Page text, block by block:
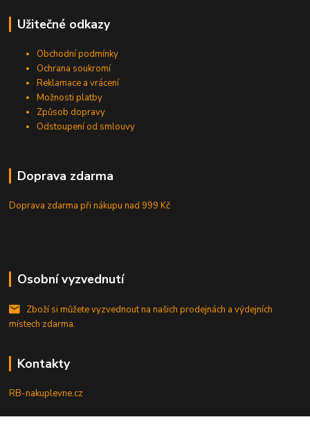
Užitečné odkazy
Obchodní podmínky
Ochrana soukromí
Reklamace a vrácení
Možnosti platby
Způsob dopravy
Odstoupení od smlouvy
Doprava zdarma
Doprava zdarma při nákupunad 999 Kč
Osobní vyzvednutí
Zboží si můžete vyzvednout na našich prodejnách a výdejních
místech zdarma.
Kontakty
RB-nakuplevne.cz